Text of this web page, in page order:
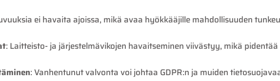
ei havaita ajoissa, mikä avaa hyökkääjille mahdollisuuden
: Laitteisto- ja järjestelmävikojen havaitseminen viivästyy, mikä pidentää
: Vanhentunut valvonta voi johtaa GDPR:n ja muiden